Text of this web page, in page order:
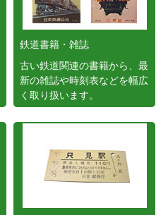
鉄道書籍・雑誌
古い鉄道関連の書籍から、最
新の雑誌や時刻表などを幅広
く取り扱います。